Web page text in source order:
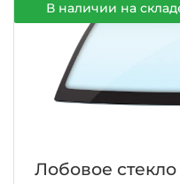
В наличии на
Лобовое